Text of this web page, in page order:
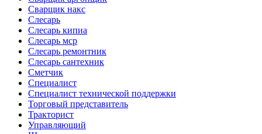
Сварщик накс
Слесарь
Слесарь кипиа
Слесарь мср
Слесарь ремонтник
Слесарь сантехник
Сметчик
Специалист
Специалист технической поддержки
Торговый представитель
Тракторист
Управляющий